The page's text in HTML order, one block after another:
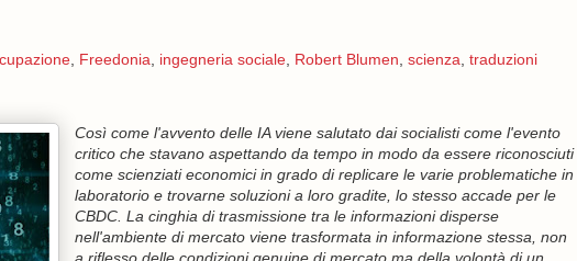
, Freedonia ingegneria sociale, Robert Blumen scienza traduzioni
Così come l'avvento delle IA viene salutato dai socialisti come l'evento
critico che stavano aspettando da tempo in modo da essere riconosciuti
come scienziati economici in grado di replicare le varie problematiche in
laboratorio e trovarne soluzioni a loro gradite, lo stesso accade per le
CBDC. La cinghia di trasmissione tra le informazioni disperse
nell'ambiente di mercato viene trasformata in informazione stessa, non